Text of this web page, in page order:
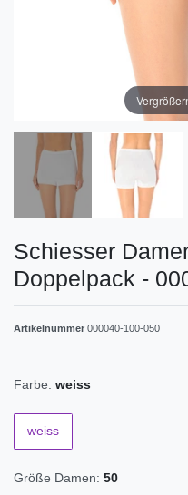
Schiesser
Doppelpack -
Artikelnummer 000040-100-050
Farbe: weiss
weiss
Größe Damen: 50